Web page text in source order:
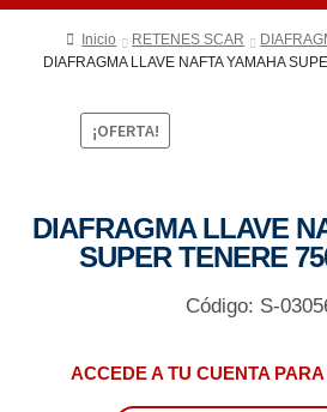
Inicio RETENES SCAR
DIAFRAGMA LLAVE NAFTA YAMAHA
¡OFERTA!
DIAFRAGMA LLAVE
SUPER TENERE
Código: S-
ACCEDE A TU CUENTA